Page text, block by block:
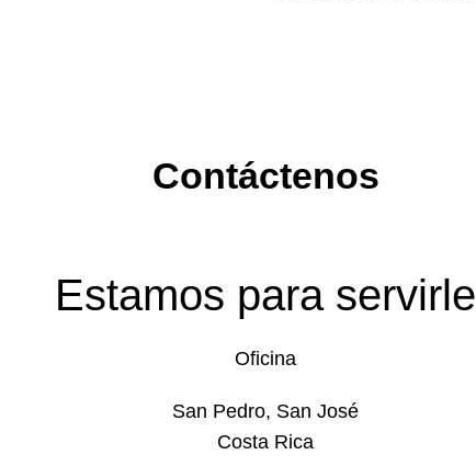
Contáctenos
Estamos para servirle
Oficina
San Pedro, San José
Costa Rica